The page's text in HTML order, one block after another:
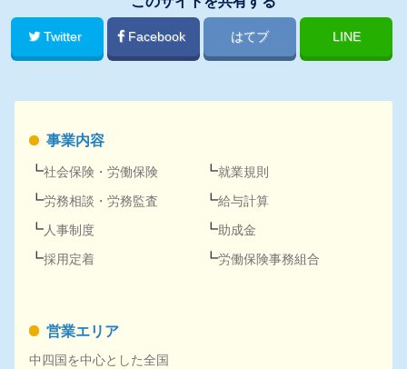
Twitter Facebook はてブ LINE
事業内容
社会保険 ・ 労働保険
労務相談・ 労務監査
人事制度
採用定着
就業規則
給与計算
助成金
労働保険事務組合
営業エリア
中四国を中心とした全国